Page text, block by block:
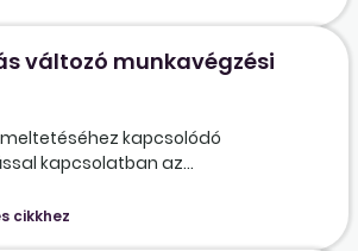
változó munkavégzési
kapcsolódó
kapcsolatban az...
cikkhez